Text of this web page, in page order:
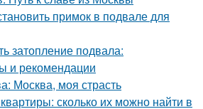
примок в подвале для
затопление подвала:
и рекомендации
Москва, моя страсть
сколько их можно найти в